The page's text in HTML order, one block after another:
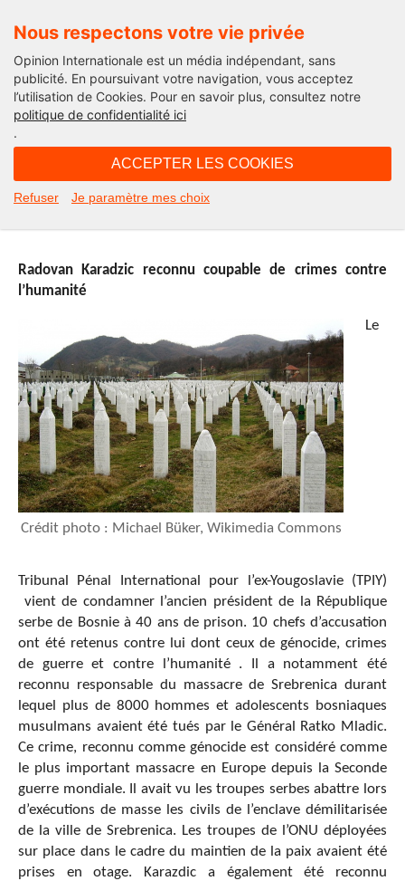
Nous respectons votre vie privée
Opinion Internationale est un média indépendant, sans
publicité. En poursuivant votre navigation, vous acceptez
l’utilisation de Cookies. Pour en savoir plus, consultez notre
politique de confidentialité ici
.
ACCEPTER LES COOKIES
Refuser Je paramètre mes choix
International
Chronique des libertés – 25 mars
Radovan Karadzic reconnu coupable de crimes contre
l’humanité
Crédit photo : Michael Büker, Wikimedia Commons
Le
Tribunal Pénal International pour l’ex-Yougoslavie (TPIY)
vient de condamner l’ancien président de la République
serbe de Bosnie à 40 ans de prison. 10 chefs d’accusation
ont été retenus contre lui dont ceux de génocide, crimes
de guerre et contre l’humanité . Il a notamment été
reconnu responsable du massacre de Srebrenica durant
lequel plus de 8000 hommes et adolescents bosniaques
musulmans avaient été tués par le Général Ratko Mladic.
Ce crime, reconnu comme génocide est considéré comme
le plus important massacre en Europe depuis la Seconde
guerre mondiale. Il avait vu les troupes serbes abattre lors
d’exécutions de masse les civils de l’enclave démilitarisée
de la ville de Srebrenica. Les troupes de l’ONU déployées
sur place dans le cadre du maintien de la paix avaient été
prises en otage. Karazdic a également été reconnu